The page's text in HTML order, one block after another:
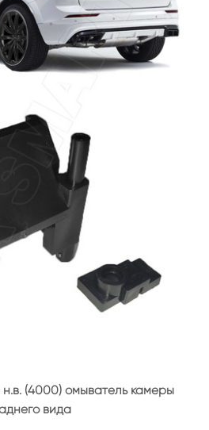
н.в. (4000) омыватель камеры
вида